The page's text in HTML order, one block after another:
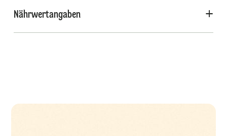
Nährwertangaben